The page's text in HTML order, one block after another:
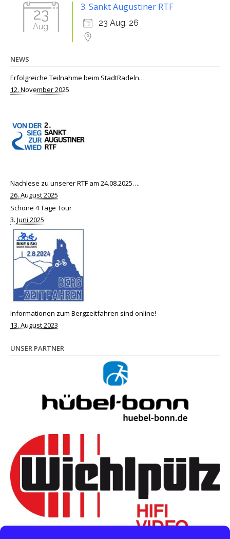
23
Aug.
3. Sankt Augustiner RTF
23 Aug. 26
NEWS
Erfolgreiche Teilnahme beim StadtRadeln…
12. November 2025
Nachlese zu unserer RTF am 24.08.2025….
26. August 2025
Schöne 4 Tage Tour
3. Juni 2025
Informationen zum Bergzeitfahren sind online!
13. August 2023
UNSER PARTNER